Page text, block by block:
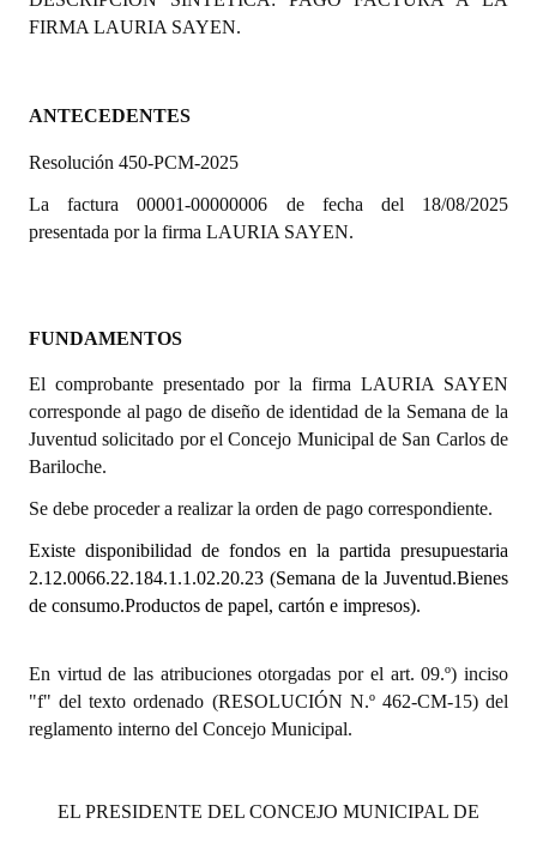
Programas
Constitución Nacional
Constitución Provincial
Carta Orgánica 2007
DOCUMENTOS
Informes de Gestión
Proyectos Presentados
Dictámenes Asesoría Letrada
Actas de Sesión
Informes de Unidad Coordinadora
Ejecución Presupuestaria
NORMATIVA
FIRMA LAURIA SAYEN.
ANTECEDENTES
Resolución 450-PCM-2025
La factura 00001-00000006 de fecha del 18/08/2025
presentada por la firma LAURIA SAYEN.
FUNDAMENTOS
El comprobante presentado por la firma LAURIA SAYEN
corresponde al pago de diseño de identidad de la Semana de la
Juventud solicitado por el Concejo Municipal de San Carlos de
Bariloche.
Se debe proceder a realizar la orden de pago correspondiente.
Existe disponibilidad de fondos en la partida presupuestaria
2.12.0066.22.184.1.1.02.20.23 (Semana de la Juventud.Bienes
de consumo.Productos de papel, cartón e impresos).
En virtud de las atribuciones otorgadas por el art. 09.º) inciso
"f" del texto ordenado (RESOLUCIÓN N.º 462-CM-15) del
reglamento interno del Concejo Municipal.
EL PRESIDENTE DEL CONCEJO MUNICIPAL DE